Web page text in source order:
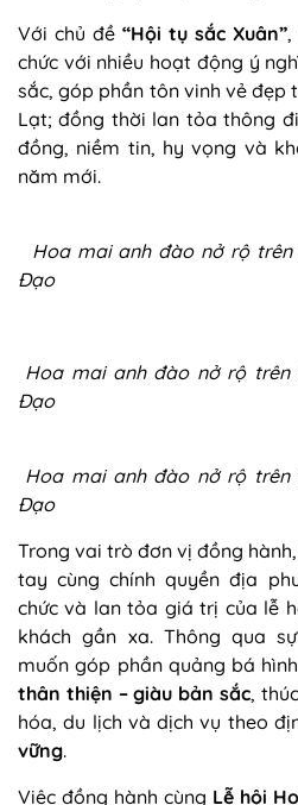
Với chủ đề “Hội tụ sắc Xuân”
chức với nhiều hoạt động ý
sắc, góp phần tôn vinh vẻ đẹp
Lạt; đồng thời lan tỏa thông
đồng, niềm tin, hy vọng và
năm mới.
Hoa mai anh đào nở rộ trên
Đạo
Hoa mai anh đào nở rộ trên
Đạo
Hoa mai anh đào nở rộ trên
Đạo
Trong vai trò đơn vị đồng hành,
tay cùng chính quyền địa
chức và lan tỏa giá trị của lễ
khách gần xa. Thông qua
muốn góp phần quảng bá
thân thiện – giàu bản sắc,
hóa, du lịch và dịch vụ theo
vững.
Việc đồng hành cùng Lễ hội